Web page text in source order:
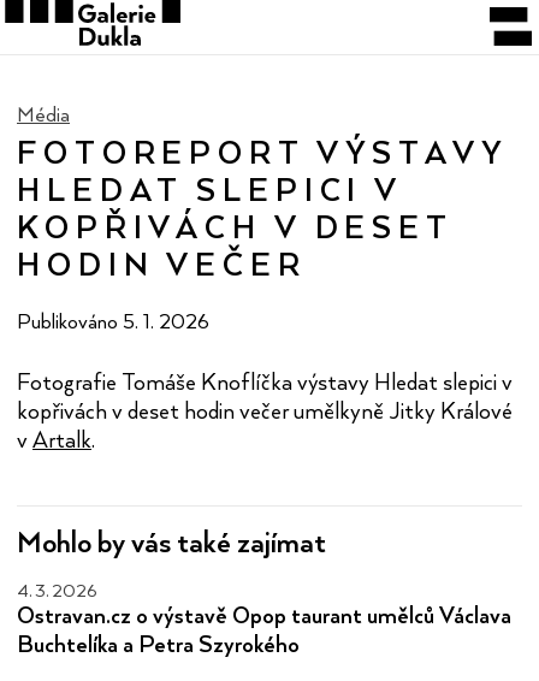
Média
FOTOREPORT VÝSTAVY
HLEDAT SLEPICI V
KOPŘIVÁCH V DESET
HODIN VEČER
Publikováno 5. 1. 2026
Fotografie Tomáše Knoflíčka výstavy Hledat slepici v
kopřivách v deset hodin večer umělkyně Jitky Králové
vArtalk.
Mohlo by vás také zajímat
4. 3. 2026
Ostravan.cz o výstavě Opop taurant umělců Václava
Buchtelíka a Petra Szyrokého